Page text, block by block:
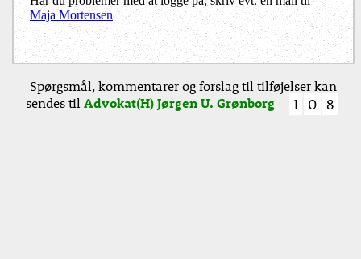
Maja Mortensen
Spørgsmål, kommentarer og forslag til tilføjelser kan
sendes tilAdvokat(H) Jørgen U. Grønborg 1 0 8